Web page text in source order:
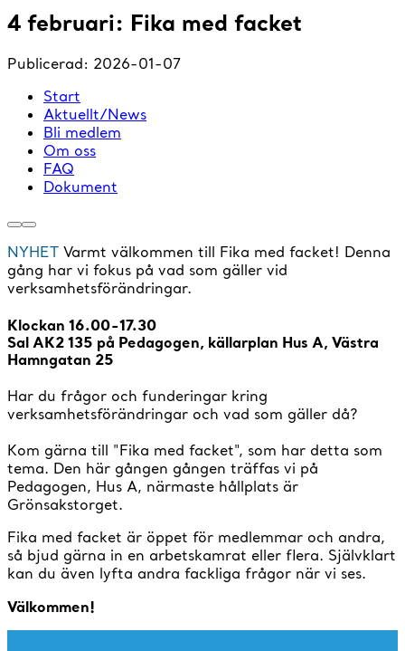
4 februari: Fika med facket
Publicerad: 2026-01-07
Start
Aktuellt/News
Bli medlem
Om oss
FAQ
Dokument
NYHET Varmt välkommen till Fika med facket! Denna
gång har vi fokus på vad som gäller vid
verksamhetsförändringar.
Klockan 16.00-17.30
Sal AK2 135 på Pedagogen, källarplan Hus A, Västra
Hamngatan 25
Har du frågor och funderingar kring
verksamhetsförändringar och vad som gäller då?
Kom gärna till "Fika med facket", som har detta som
tema. Den här gången gången träffas vi på
Pedagogen, Hus A, närmaste hållplats är
Grönsakstorget.
Fika med facket är öppet för medlemmar och andra,
så bjud gärna in en arbetskamrat eller flera. Självklart
kan du även lyfta andra fackliga frågor när vi ses.
Välkommen!